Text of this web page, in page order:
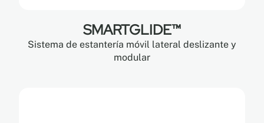
SMARTGLIDE™
Sistema de estantería móvil lateral deslizante y
modular